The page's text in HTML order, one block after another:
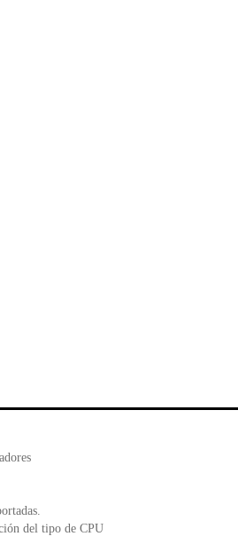
del tipo de CPU